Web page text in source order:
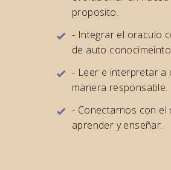
proposito.
- Integrar el oraculo
de auto
- Leer e interpretar a
manera responsable.
- Conectarnos con
aprender y enseñar.